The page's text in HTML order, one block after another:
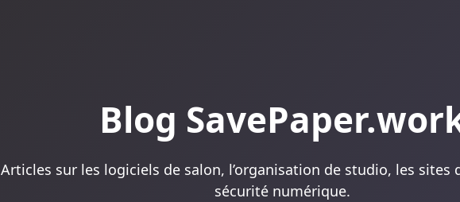
Blog
Articles sur les logiciels de salon, l’organisation de studio, les sites
sécurité numérique.